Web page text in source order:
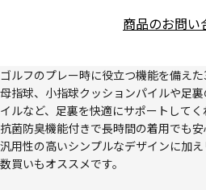
商品のお問い
ゴルフのプレー時に役立つ機能を備えた
母指球、小指球クッションパイルや足
イルなど、足裏を快適にサポートしてく
抗菌防臭機能付きで長時間の着用でも安
汎用性の高いシンプルなデザインに加
数買いもオススメです。